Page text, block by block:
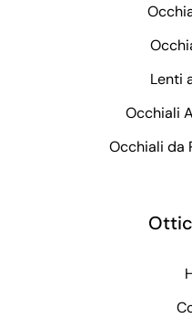
Lenti
Occhiali
Occhiali da